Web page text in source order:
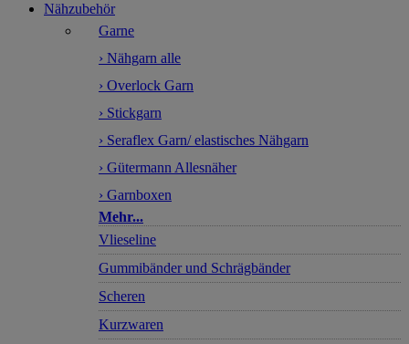
Nähzubehör
Garne
› Nähgarn alle
› Overlock Garn
› Stickgarn
› Seraflex Garn/ elastisches Nähgarn
› Gütermann Allesnäher
› Garnboxen
Mehr...
Vlieseline
Gummibänder und Schrägbänder
Scheren
Kurzwaren